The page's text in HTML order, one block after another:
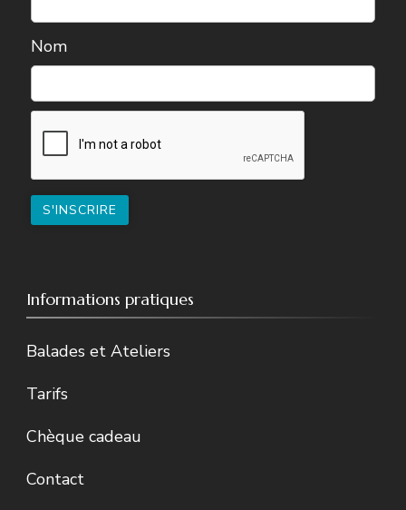
Nom
Informations pratiques
Balades et Ateliers
Tarifs
Chèque cadeau
Contact